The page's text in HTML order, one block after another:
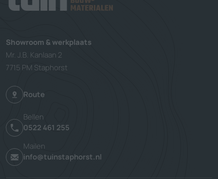
Showroom & werkplaats
Mr. J.B. Kanlaan 2
7715 PM Staphorst
Route
Bellen
0522 461 255
Mailen
info@tuinstaphorst.nl